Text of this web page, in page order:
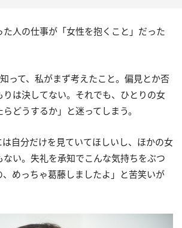
人の仕事が「女性を抱くこと」だった
って、私がまず考えたこと。偏見とか否
りは決してない。それでも、ひとりの女
どうするか」と迷ってしまう。
自分だけを見ていてほしいし、ほかの女
い。失礼を承知でこんな気持ちをぶつ
めっちゃ葛藤しましたよ」と苦笑いが